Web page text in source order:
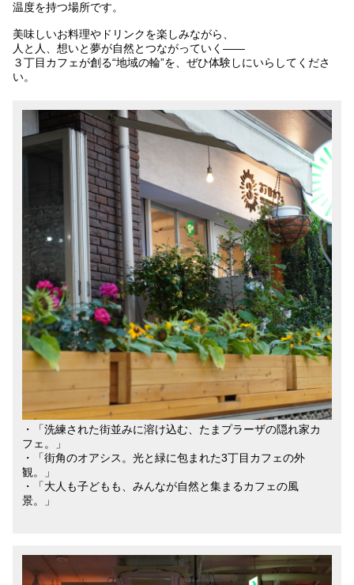
温度を持つ場所です。
美味しいお料理やドリンクを楽しみながら、
人と人、想いと夢が自然とつながっていく――
３丁目カフェが創る“地域の輪”を、ぜひ体験しにいらしてくださ
い。
・「洗練された街並みに溶け込む、たまプラーザの隠れ家カ
フェ。」
・「街角のオアシス。光と緑に包まれた3丁目カフェの外
観。」
・「大人も子どもも、みんなが自然と集まるカフェの風
景。」